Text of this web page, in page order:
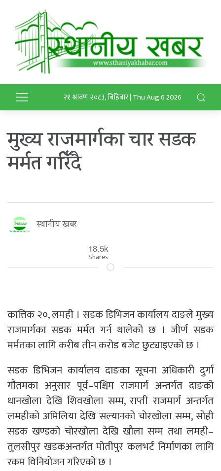
२१ श्रावण २०८३, बिहिबार | Thu Aug 6 2026
मुख्य राजमार्गका चार सडक
मर्मत गरिँदै
स्थानीय खबर
18.5k
Shares
कात्तिक २०, लमही । सडक डिभिजन कार्यालय दाङले मुख्य
राजमार्गका सडक मर्मत गर्न थालेको छ । जीर्ण सडक
मर्मतका लागि करीब तीन करोड बजेट छुट्याइएको छ ।
सडक डिभिजन कार्यालय दाङका सूचना अधिकारी दुर्गा
गौतमका अनुसार पूर्व–पश्चिम राजमार्ग अन्तर्गत दाङको
धानखोला देखि शिवखोला सम्म, राप्ती राजमार्ग अन्तर्गत
लमहीको अमिलिया देखि सल्यानको चोरखोला सम्म, सोही
सडक खण्डको चोरखोला देखि खौला सम्म तथा लमही–
तुलसीपुर खडकअन्तर्गत मोतीपुर कलभर्ट निर्माणका लागि
रकम विनियोजन गरिएको छ ।